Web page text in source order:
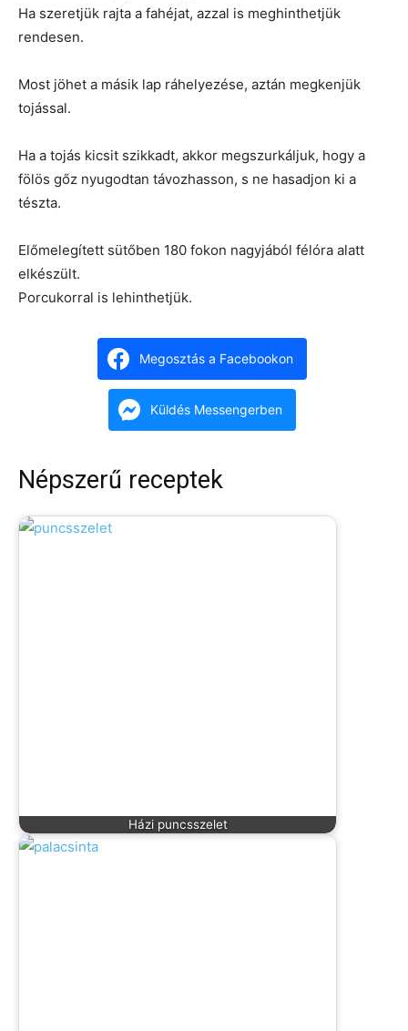
Ha szeretjük rajta a fahéjat, azzal is meghinthetjük
rendesen.
Most jöhet a másik lap ráhelyezése, aztán megkenjük
tojással.
Ha a tojás kicsit szikkadt, akkor megszurkáljuk, hogy a
fölös gőz nyugodtan távozhasson, s ne hasadjon ki a
tészta.
Előmelegített sütőben 180 fokon nagyjából félóra alatt
elkészült.
Porcukorral is lehinthetjük.
Megosztás a Facebookon
Küldés Messengerben
Népszerű receptek
Házi puncsszelet